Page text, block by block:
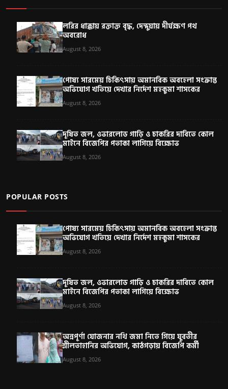
লরির ধাক্কায় রক্তাক্ত বৃদ্ধ, দেন্দুয়ায় দীর্ঘক্ষণ পথ
অবরোধ
August 8, 2026
পোষ্য সারমেয় চিকিৎসায় অমানবিক অবহেলা সংক্রান্ত
অভিযোগ খতিয়ে দেখার নির্দেশ মহকুমা শাসকের
August 8, 2026
দূষিত জল, ওভারলোড গাড়ি ও চাকরির দাবিতে কোল
মাইনে বিজেপির পতাকা লাগিয়ে বিক্ষোভ
August 8, 2026
POPULAR POSTS
পোষ্য সারমেয় চিকিৎসায় অমানবিক অবহেলা সংক্রান্ত
অভিযোগ খতিয়ে দেখার নির্দেশ মহকুমা শাসকের
August 8, 2026
দূষিত জল, ওভারলোড গাড়ি ও চাকরির দাবিতে কোল
মাইনে বিজেপির পতাকা লাগিয়ে বিক্ষোভ
August 8, 2026
অন্নপূর্ণা যোজনার নথি জমা নিতে গিয়ে যুবতীর
শ্লীলতাহানির অভিযোগ, কাঠগড়ায় বিজেপি কর্মী
August 8, 2026